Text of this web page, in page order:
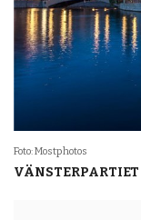
Foto: Mostphotos
VÄNSTERPARTIET